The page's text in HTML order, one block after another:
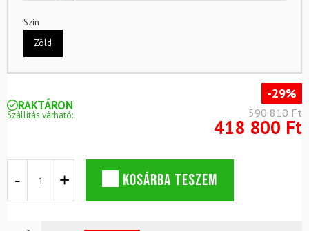
Szín
Zöld
RAKTÁRON
Szállítás várható:
-29%
590 810 Ft
418 800 Ft
After
KOSÁRBA TESZEM